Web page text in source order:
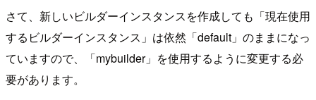
さて、新しいビルダーインスタンスを作成しても「現在使用
するビルダーインスタンス」は依然「default」のままになっ
ていますので、「mybuilder」を使用するように変更する必
要があります。